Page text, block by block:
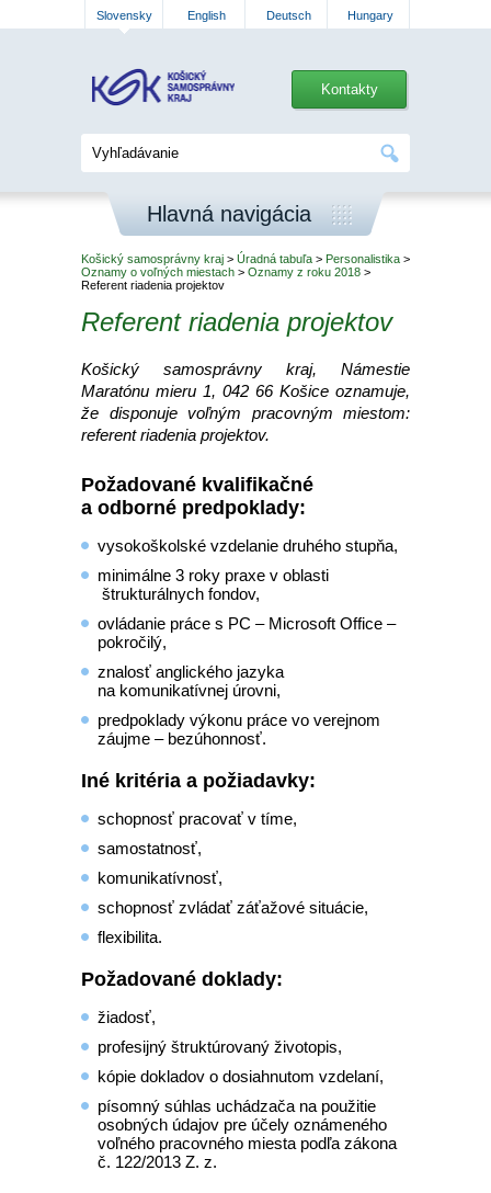
Slovensky English Deutsch Hungary
Kontakty
Hlavná navigácia
Košický samosprávny kraj > Úradná tabuľa > Personalistika >
Oznamy o voľných miestach > Oznamy z roku 2018 >
Referent riadenia projektov
Referent riadenia projektov
Košický samosprávny kraj, Námestie
Maratónu mieru 1, 042 66 Košice oznamuje,
že disponuje voľným pracovným miestom:
referent riadenia projektov.
Požadované kvalifikačné
a odborné predpoklady:
vysokoškolské vzdelanie druhého stupňa,
minimálne 3 roky praxe v oblasti
štrukturálnych fondov,
ovládanie práce s PC – Microsoft Office –
pokročilý,
znalosť anglického jazyka
na komunikatívnej úrovni,
predpoklady výkonu práce vo verejnom
záujme – bezúhonnosť.
Iné kritéria a požiadavky:
schopnosť pracovať v tíme,
samostatnosť,
komunikatívnosť,
schopnosť zvládať záťažové situácie,
flexibilita.
Požadované doklady:
žiadosť,
profesijný štruktúrovaný životopis,
kópie dokladov o dosiahnutom vzdelaní,
písomný súhlas uchádzača na použitie
osobných údajov pre účely oznámeného
voľného pracovného miesta podľa zákona
č. 122/2013 Z. z.